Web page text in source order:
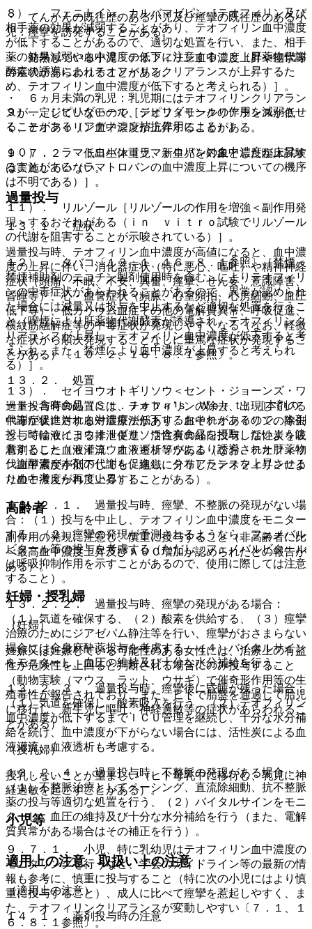
・ てんかんの既往歴のある小児及び痙攣の既往歴のある小
児：痙攣を誘発することがある。
・ 発熱している小児：テオフィリン血中濃度上昇や痙攣等
の症状があらわれることがある。
・ ６ヵ月未満の乳児：乳児期にはテオフィリンクリアラン
スが一定していないので、テオフィリンクリアランスが低
く、テオフィリン血中濃度が上昇することがある。
９．７．２． 低出生体重児、新生児を対象とした臨床試験
は実施していない。
過量投与
１３．１． 症状
過量投与時、テオフィリン血中濃度が高値になると、血中濃
度の上昇に伴い、消化器症状（特に悪心、嘔吐）や精神神経
症状（頭痛、不眠、不安、興奮、痙攣、せん妄、意識障害、
昏睡等）、心・血管症状（頻脈、心室頻拍、心房細動、血圧
低下等）、低カリウム血症その他の電解質異常、呼吸促進、
横紋筋融解症等の中毒症状が発現しやすくなる（なお、軽微
な症状から順次発現することなしに重篤な症状が発現するこ
とがある）〔１０．２、１６．８．１参照〕。
１３．２． 処置
過量投与時の処置には、テオフィリンの除去、出現している
中毒症状に対する対症療法があり、血中テオフィリンの除去
として輸液による排泄促進、活性炭の経口投与、活性炭を吸
着剤とした血液灌流、血液透析等がある（なお、テオフィリ
ン血中濃度が低下しても、組織に分布したテオフィリンによ
り血中濃度が再度上昇することがある）。
１３．２．１． 過量投与時、痙攣、不整脈の発現がない場
合：（１）投与を中止し、テオフィリン血中濃度をモニター
する、（２）痙攣の発現が予測されるようなら、フェノバル
ビタール等の投与を考慮する（ただし、フェノバルビタール
は呼吸抑制作用を示すことがあるので、使用に際しては注意
すること）。
１３．２．２． 過量投与時、痙攣の発現がある場合：
（１）気道を確保する、（２）酸素を供給する、（３）痙攣
治療のためにジアゼパム静注等を行い、痙攣がおさまらない
場合には全身麻酔薬投与を考慮する、（４）バイタルサイン
をモニターし、血圧の維持及び十分な水分補給を行う。
１３．２．３． 過量投与時、痙攣後に昏睡が残った場合：
（１）気道を確保し、酸素吸入を行う、（２）テオフィリン
血中濃度が低下するまでＩＣＵ管理を継続し、十分な水分補
給を続け、血中濃度が下がらない場合には、活性炭による血
液灌流、血液透析も考慮する。
１３．２．４． 過量投与時、不整脈の発現がある場合：
（１）不整脈治療としてペーシング、直流除細動、抗不整脈
薬の投与等適切な処置を行う、（２）バイタルサインをモニ
ターし、血圧の維持及び十分な水分補給を行う（また、電解
質異常がある場合はその補正を行う）。
適用上の注意、取扱い上の注意
（適用上の注意）
１４．１． 薬剤投与時の注意
８）． フェニトイン、カルバマゼピン［テオフィリン及び
相手薬の効果が減弱することがあり、テオフィリン血中濃度
が低下することがあるので、適切な処置を行い、また、相手
薬の効果減弱や血中濃度の低下に注意すること（肝薬物代謝
酵素の誘導によりテオフィリンクリアランスが上昇するた
め、テオフィリン血中濃度が低下すると考えられる）］。
９）． ジピリダモール［ジピリダモールの作用を減弱させ
ることがある（アデノシン拮抗作用による）］。
１０）． ラマトロバン［ラマトロバンの血中濃度が上昇す
ることがある（ラマトロバンの血中濃度上昇についての機序
は不明である）］。
１１）． リルゾール［リルゾールの作用を増強＜副作用発
現＞するおそれがある（ｉｎ ｖｉｔｒｏ試験でリルゾール
の代謝を阻害することが示唆されている）］。
１２）． タバコ〔１３．１、１６．８．１参照〕［禁煙＜
禁煙補助剤のニコチン製剤使用時を含む＞によりテオフィリ
ンの中毒症状があらわれることがあるので、異常が認められ
た場合には減量又は投与を中止するなど適切な処置を行うこ
と（喫煙により肝薬物代謝酵素が誘導され、テオフィリンク
リアランスが上昇し、テオフィリン血中濃度が低下すると考
えられ、また、禁煙により血中濃度が上昇すると考えられ
る）］。
１３）． セイヨウオトギリソウ＜セント・ジョーンズ・ワ
ート＞含有食品（Ｓｔ．Ｊｏｈｎ’ｓ Ｗｏｒｔ）［本剤の
代謝が促進され血中濃度が低下するおそれがあるので、本剤
投与時はセイヨウオトギリソウ含有食品を摂取しないよう注
意すること（セイヨウオトギリソウにより誘導された肝薬物
代謝酵素が本剤の代謝を促進し、クリアランスを上昇させる
ためと考えられている）］。
高齢者
副作用の発現に注意し、慎重に投与すること（非高齢者に比
べ最高血中濃度上昇及びＡＵＣ増加が認められたとの報告が
ある）。
妊婦・授乳婦
（妊婦）
妊娠又は妊娠している可能性のある女性には、治療上の有益
性が危険性を上回ると判断される場合にのみ投与すること
（動物実験（マウス、ラット、ウサギ）で催奇形作用等の生
殖毒性が報告されており、また、ヒトで胎盤を通過して胎児
に移行し、新生児に嘔吐、神経過敏等の症状があらわれるこ
とがある）。
（授乳婦）
授乳しないことが望ましい（ヒト母乳中に移行し、乳児に神
経過敏を起こすことがある）。
小児等
９．７．１． 小児、特に乳幼児はテオフィリン血中濃度の
モニタリングを行うなど、学会のガイドライン等の最新の情
報も参考に、慎重に投与すること（特に次の小児にはより慎
重に投与すること）、成人に比べて痙攣を惹起しやすく、ま
た、テオフィリンクリアランスが変動しやすい〔７．１、１
６．８．１参照〕。